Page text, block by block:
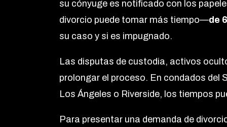
su cónyuge es notificado con los
divorcio puede tomar más tiempo—de
su caso y si es impugnado.
Las disputas de custodia, activos
prolongar el proceso. En condados del
Los Ángeles o Riverside, los tiempos
Para presentar una demanda de